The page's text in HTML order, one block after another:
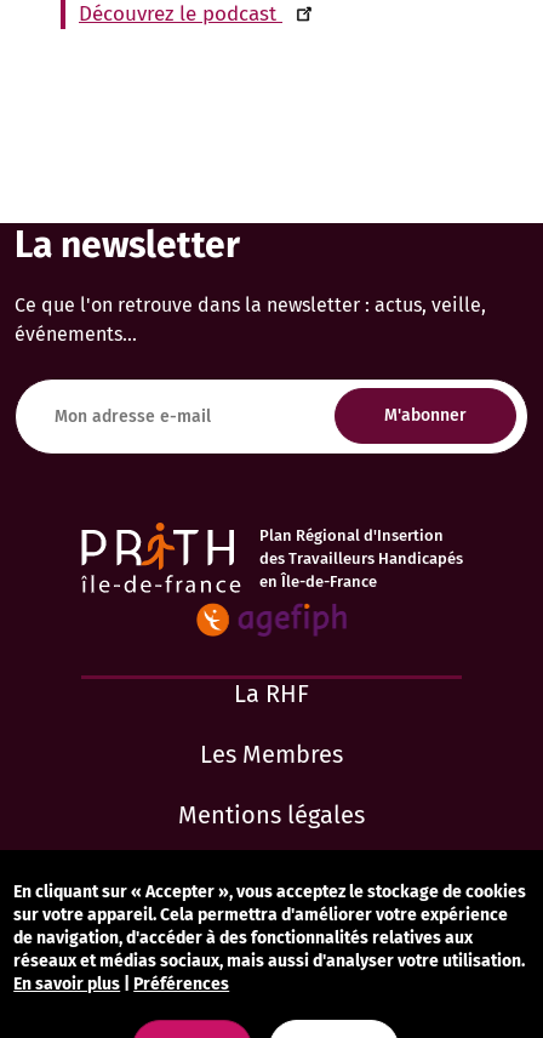
Découvrez le podcast
La newsletter
Ce que l'on retrouve dans la newsletter : actus, veille,
événements...
Plan Régional d'Insertion
des Travailleurs Handicapés
en Île-de-France
La RHF
Les Membres
Mentions légales
Accessibilité : totalement conforme
Contact
Gestion des cookies
En cliquant sur « Accepter », vous acceptez le stockage de cookies
sur votre appareil. Cela permettra d'améliorer votre expérience
de navigation, d'accéder à des fonctionnalités relatives aux
réseaux et médias sociaux, mais aussi d'analyser votre utilisation.
En savoir plus |Préférences